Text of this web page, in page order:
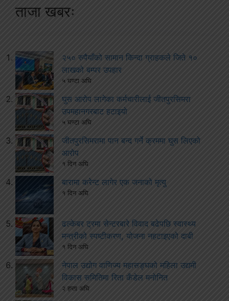
ताजा खबरः
२५० रुपैयाँको सामान किन्दा ग्राहकले जिते १०
लाखको बम्पर उपहार
५ घण्टा अघि
घुस आरोप लागेका कर्मचारीलाई जीतपुरसिमरा
उपमहानगरबाट हटाइयो
५ घण्टा अघि
जीतपुरसिमरामा पान बन्द गर्ने क्रममा घुस लिएको
आरोप
१ दिन अघि
बारामा करेन्ट लागेर एक जनाको मृत्यु
१ दिन अघि
ढल्केबर ट्रमा सेन्टरबारे विवाद बढेपछि स्वास्थ्य
मन्त्रीको स्पष्टीकरण, योजना नहटाइएको दाबी
१ दिन अघि
नेपाल उद्योग वाणिज्य महासङ्घको महिला उद्यमी
विकास समितिमा रिता कँडेल मनोनित
२ हप्ता अघि